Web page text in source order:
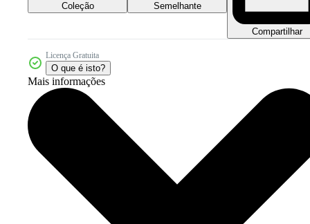
Coleção Semelhante
Compartilhar
Licença Gratuita
O que é isto?
Mais informações